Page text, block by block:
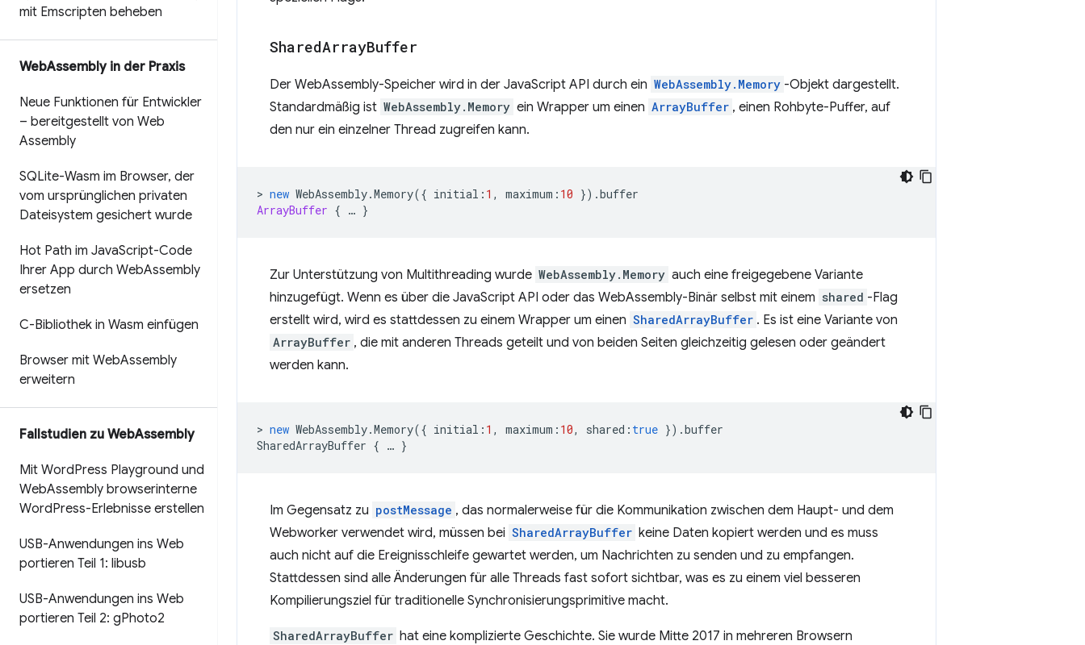
mit Emscripten beheben
WebAssembly in der Praxis
Neue Funktionen für Entwickler
– bereitgestellt von Web
Assembly
SQLite-Wasm im Browser, der
vom ursprünglichen privaten
Dateisystem gesichert wurde
Hot Path im JavaScript-Code
Ihrer App durch WebAssembly
ersetzen
C-Bibliothek in Wasm einfügen
Browser mit WebAssembly
erweitern
Fallstudien zu WebAssembly
Mit WordPress Playground und
WebAssembly browserinterne
WordPress-Erlebnisse erstellen
USB-Anwendungen ins Web
portieren Teil 1: libusb
USB-Anwendungen ins Web
portieren Teil 2: gPhoto2
SharedArrayBuffer
Der WebAssembly-Speicher wird in der JavaScript API durch ein WebAssembly.Memory -Objekt dargestellt.
Standardmäßig ist WebAssembly.Memory ein Wrapper um einen ArrayBuffer , einen Rohbyte-Puffer, auf
den nur ein einzelner Thread zugreifen kann.
> new WebAssembly.Memory({ initial : 1 , maximum : 10 }).buffer
ArrayBuffer { … }
Zur Unterstützung von Multithreading wurde WebAssembly.Memory auch eine freigegebene Variante
hinzugefügt. Wenn es über die JavaScript API oder das WebAssembly-Binär selbst mit einem shared -Flag
erstellt wird, wird es stattdessen zu einem Wrapper um einen SharedArrayBuffer . Es ist eine Variante von
ArrayBuffer , die mit anderen Threads geteilt und von beiden Seiten gleichzeitig gelesen oder geändert
werden kann.
> new WebAssembly.Memory({ initial : 1 , maximum : 10, shared : true }).buffer
SharedArrayBuffer { … }
Im Gegensatz zu postMessage , das normalerweise für die Kommunikation zwischen dem Haupt- und dem
Webworker verwendet wird, müssen bei SharedArrayBuffer keine Daten kopiert werden und es muss
auch nicht auf die Ereignisschleife gewartet werden, um Nachrichten zu senden und zu empfangen.
Stattdessen sind alle Änderungen für alle Threads fast sofort sichtbar, was es zu einem viel besseren
Kompilierungsziel für traditionelle Synchronisierungsprimitive macht.
SharedArrayBuffer hat eine komplizierte Geschichte. Sie wurde Mitte 2017 in mehreren Browsern